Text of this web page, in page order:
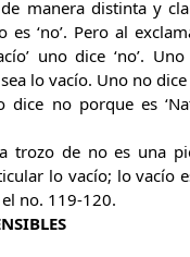
manera distinta y
es ‘no’. Pero al
uno dice ‘no’.
lo vacío. Uno no
dice no porque es
trozo de no es una
lo vacío; lo vacío
no. 119-120.